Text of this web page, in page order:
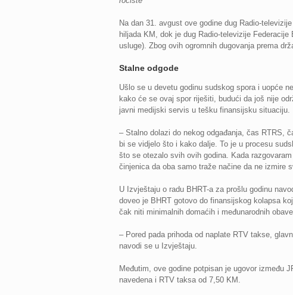
Na dan 31. avgust ove godine dug Radio-
hiljada KM, dok je dug Radio-televizije
usluge). Zbog ovih ogromnih dugovanja prema
Stalne odgode
Ušlo se u devetu godinu sudskog spora i uopće
kako će se ovaj spor riješiti, budući da još nije
javni medijski servis u tešku finansijsku situaciju.
– Stalno dolazi do nekog odgađanja, čas RTRS,
bi se vidjelo što i kako dalje. To je u procesu
što se otezalo svih ovih godina. Kada
činjenica da oba samo traže načine da ne izmire
U Izvještaju o radu BHRT-a za prošlu godinu
doveo je BHRT gotovo do finansijskog kolapsa
čak niti minimalnih domaćih i međunarodnih
– Pored pada prihoda od naplate RTV takse,
navodi se u Izvještaju.
Međutim, ove godine potpisan je ugovor između
navedena i RTV taksa od 7,50 KM.